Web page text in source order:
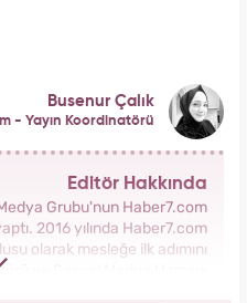
Busenur Çalık
- Yayın Koordinatörü
Editör Hakkında
Grubu'nun Haber7.com
2016 yılında Haber7.com
olarak mesleğe ilk adımını
ve Sosyal Medya Uzmanı